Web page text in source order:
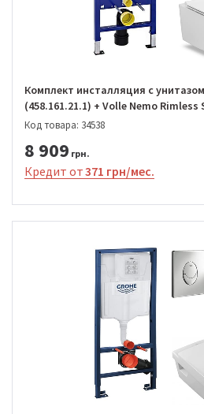
Комплект инсталляция с
(458.161.21.1) + Volle Nemo Rimless
Код товара: 34538
8 909 грн.
Кредит от371 грн/мес.